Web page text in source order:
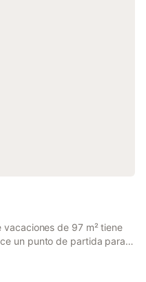
vacaciones de 97 m² tiene
un punto de partida para
alrededores. La propiedad
de camas